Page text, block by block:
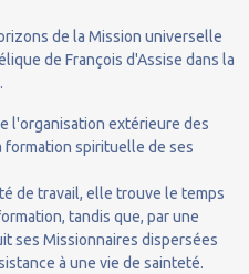
de la Mission universelle
de François d'Assise dans la
l'organisation extérieure des
spirituelle de ses
de travail, elle trouve le temps
tandis que, par une
ses Missionnaires dispersées
à une vie de sainteté.